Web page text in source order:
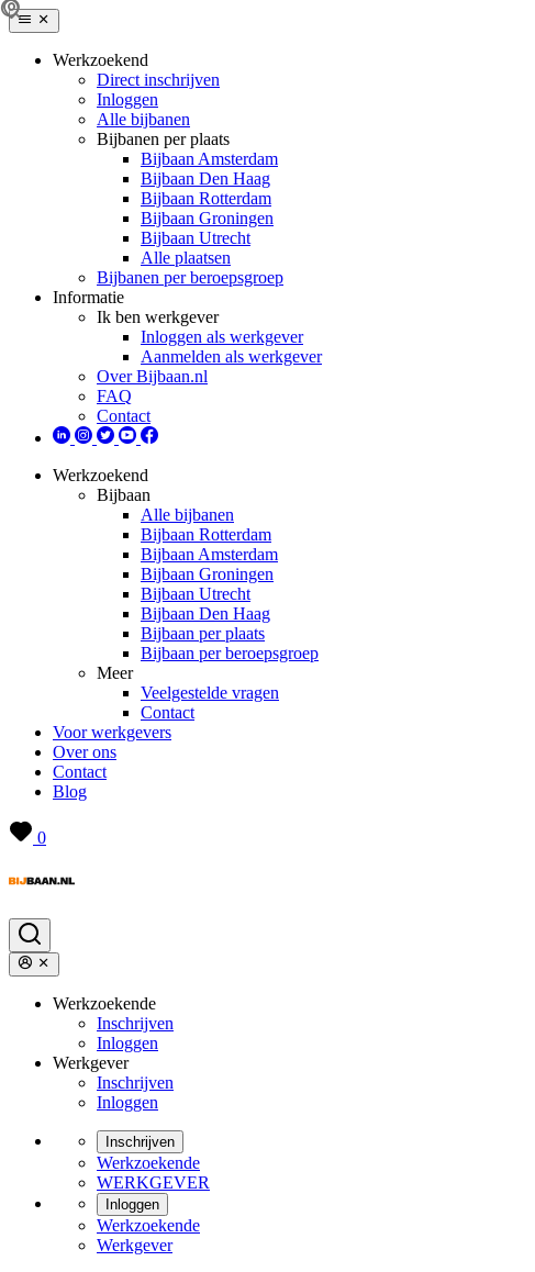
Werkzoekend
Direct inschrijven
Inloggen
Alle bijbanen
Bijbanen per plaats
Bijbaan Amsterdam
Bijbaan Den Haag
Bijbaan Rotterdam
Bijbaan Groningen
Bijbaan Utrecht
Alle plaatsen
Bijbanen per beroepsgroep
Informatie
Ik ben werkgever
Inloggen als werkgever
Aanmelden als werkgever
Over Bijbaan.nl
FAQ
Contact
Werkzoekend
Bijbaan
Alle bijbanen
Bijbaan Rotterdam
Bijbaan Amsterdam
Bijbaan Groningen
Bijbaan Utrecht
Bijbaan Den Haag
Bijbaan per plaats
Bijbaan per beroepsgroep
Meer
Veelgestelde vragen
Contact
Voor werkgevers
Over ons
Contact
Blog
0
Werkzoekende
Inschrijven
Inloggen
Werkgever
Inschrijven
Inloggen
Inschrijven
Werkzoekende
WERKGEVER
Inloggen
Werkzoekende
Werkgever